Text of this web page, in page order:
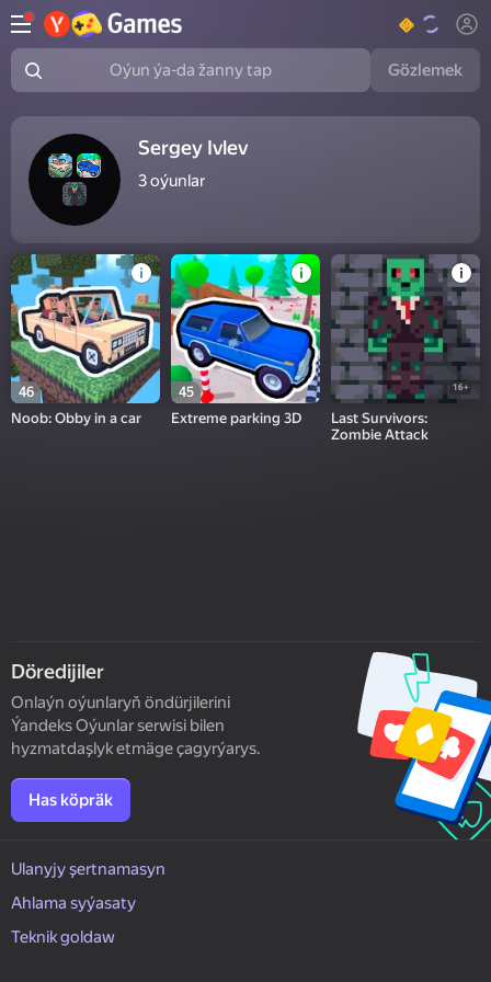
Oýun ýa-da žanny tap Gözlemek
Sergey Ivlev
3oýunlar
46
Noob: Obby in a car
45
Extreme parking 3D
16+
Last Survivors:
Zombie Attack
Döredijiler
Onlaýn oýunlaryň öndürjilerini
Ýandeks Oýunlar serwisi bilen
hyzmatdaşlyk etmäge çagyrýarys.
Has köpräk
Ulanyjy şertnamasyn
Ahlama syýasaty
Teknik goldaw